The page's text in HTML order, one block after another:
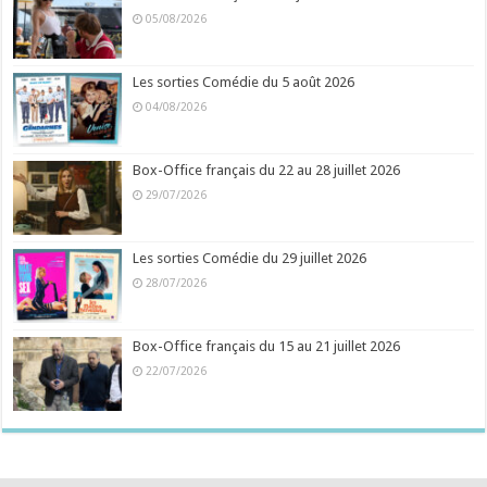
05/08/2026
Les sorties Comédie du 5 août 2026
04/08/2026
Box-Office français du 22 au 28 juillet 2026
29/07/2026
Les sorties Comédie du 29 juillet 2026
28/07/2026
Box-Office français du 15 au 21 juillet 2026
22/07/2026